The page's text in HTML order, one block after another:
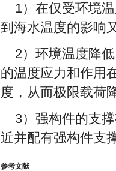
1）在仅受环境
到海水温度的影响
2）环境温度降
的温度应力和作用
度，从而极限载荷
3）强构件的支
近并配有强构件支
参考文献